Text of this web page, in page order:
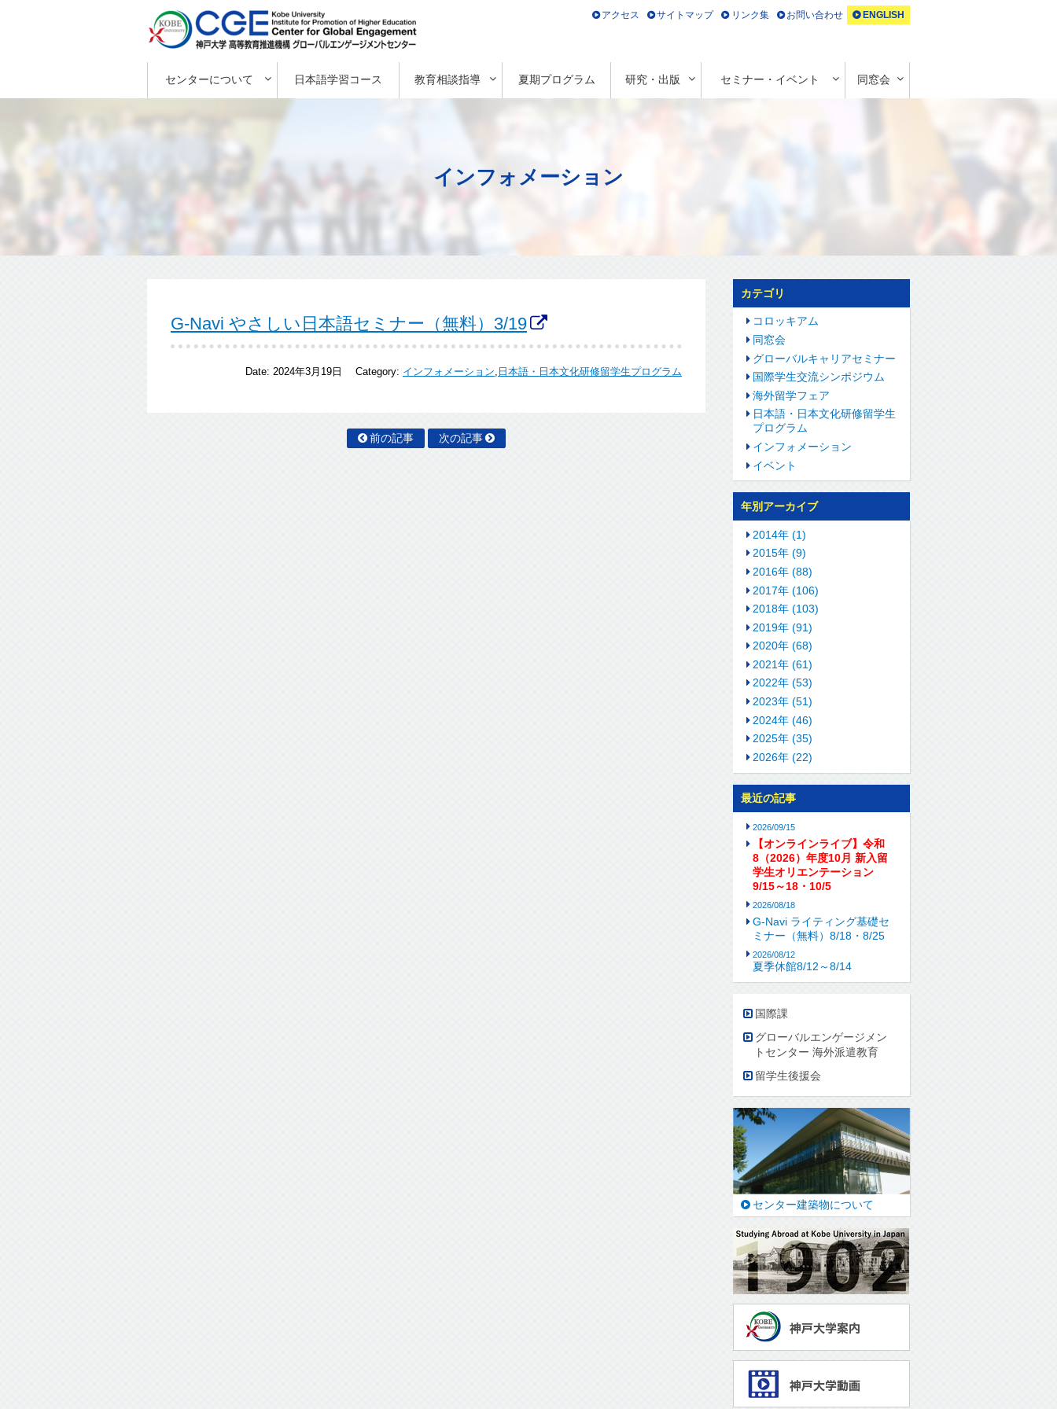
センターについて 日本語学習コース 教育相談指導 夏期プログラム 研究・出版 セミナー・イベント 同窓会
アクセス サイトマップ リンク集 お問い合わせ ENGLISH
インフォメーション
G-Navi やさしい日本語セミナー（無料）3/19
Date:2024年3月19日 Category: インフォメーション, 日本語・日本文化研修留学生プログラム
前の記事 次の記事
カテゴリ
コロッキアム
同窓会
グローバルキャリアセミナー
国際学生交流シンポジウム
海外留学フェア
日本語・日本文化研修留学生
プログラム
インフォメーション
イベント
年別アーカイブ
2014年 (1)
2015年 (9)
2016年 (88)
2017年 (106)
2018年 (103)
2019年 (91)
2020年 (68)
2021年 (61)
2022年 (53)
2023年 (51)
2024年 (46)
2025年 (35)
2026年 (22)
最近の記事
2026/09/15
【オンラインライブ】令和
8（2026）年度10月 新入留
学生オリエンテーション
9/15～18・10/5
2026/08/18
G-Navi ライティング基礎セ
ミナー（無料）8/18・8/25
2026/08/12
夏季休館8/12～8/14
国際課
グローバルエンゲージメン
トセンター 海外派遣教育
留学生後援会
センター建築物について